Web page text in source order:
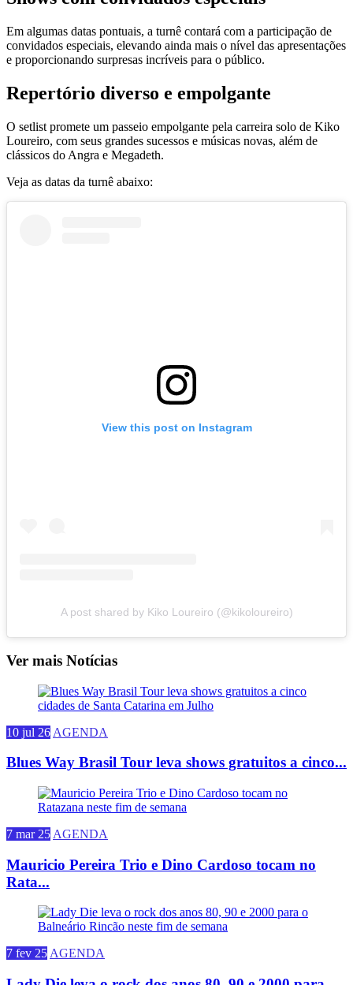
Em algumas datas pontuais, a turnê contará com a participação de
convidados especiais, elevando ainda mais o nível das apresentações
e proporcionando surpresas incríveis para o público.
Repertório diverso e empolgante
O setlist promete um passeio empolgante pela carreira solo de Kiko
Loureiro, com seus grandes sucessos e músicas novas, além de
clássicos do Angra e Megadeth.
Veja as datas da turnê abaixo:
View this post on Instagram
A post shared by Kiko Loureiro (@kikoloureiro)
Ver mais Notícias
10 jul 26 AGENDA
Blues Way Brasil Tour leva shows gratuitos a cinco...
7 mar 25 AGENDA
Mauricio Pereira Trio e Dino Cardoso tocam no
Rata...
7 fev 25AGENDA